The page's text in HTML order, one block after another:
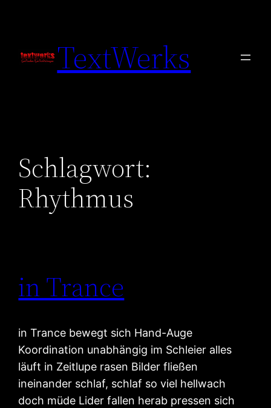
TextWerks
Schlagwort:
Rhythmus
in Trance
in Trance bewegt sich Hand-Auge
Koordination unabhängig im Schleier alles
läuft in Zeitlupe rasen Bilder fließen
ineinander schlaf, schlaf so viel hellwach
doch müde Lider fallen herab pressen sich